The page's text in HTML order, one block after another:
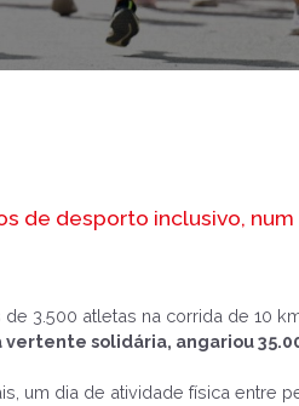
de desporto inclusivo,
3.500 atletas na corrida de 10
vertente solidária, angariou
um dia de atividade física entre